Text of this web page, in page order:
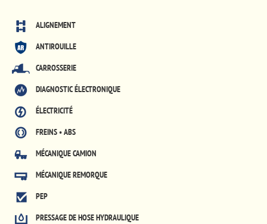
ALIGNEMENT
ANTIROUILLE
CARROSSERIE
DIAGNOSTIC ÉLECTRONIQUE
ÉLECTRICITÉ
FREINS • ABS
MÉCANIQUE CAMION
MÉCANIQUE REMORQUE
PEP
PRESSAGE DE HOSE HYDRAULIQUE